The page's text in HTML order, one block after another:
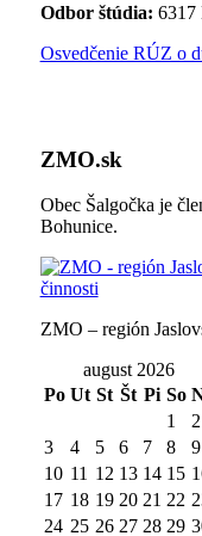
Odbor štúdia: 6317
Osvedčenie RÚZ o
ZMO.sk
Obec Šalgočka je
Bohunice.
ZMO – región
august 2026
Po Ut St Št Pi So
1
2
3
4 5 6 7 8
9
10 11 12 13 14 15
17 18 19 20 21 22
24 25 26 27 28 29